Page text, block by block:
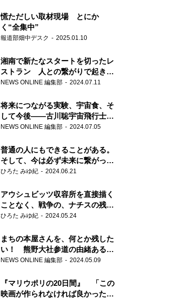
慌ただしい取材現場 とにか
く“全集中”
報道部畑中デスク 2025.01.10
湘南で新たなスタートを切ったレ
ストラン 人との繋がりで起きた
奇跡
NEWS ONLINE 編集部 2024.07.11
将来につながる実験、宇宙食、そ
して今後――古川聡宇宙飛行士単
独インタビュー
NEWS ONLINE 編集部 2024.07.05
普通の人にもできることがある。
そして、今は必ず未来に繋がって
いく……『ONE LIFE 奇跡が繋い
ひろた みゆ紀 2024.06.21
アウシュビッツ収容所を直接描く
ことなく、戦争の、ナチスの残虐
さが見える映画 『関心領域』
ひろた みゆ紀 2024.05.24
まちの本屋さんを、何とか残した
い！ 熊野大社参道の由緒ある書
店・三代目の強い思い
NEWS ONLINE 編集部 2024.05.09
『マリウポリの20日間』 「この
映画が作られなければ良かった」